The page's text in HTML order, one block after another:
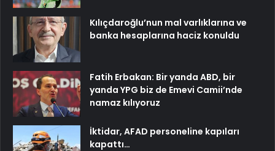
Kılıçdaroğlu’nun mal varlıklarına ve
banka hesaplarına haciz konuldu
Fatih Erbakan: Bir yanda ABD, bir
yanda YPG biz de Emevi Camii’nde
namaz kılıyoruz
İktidar, AFAD personeline kapıları
kapattı…